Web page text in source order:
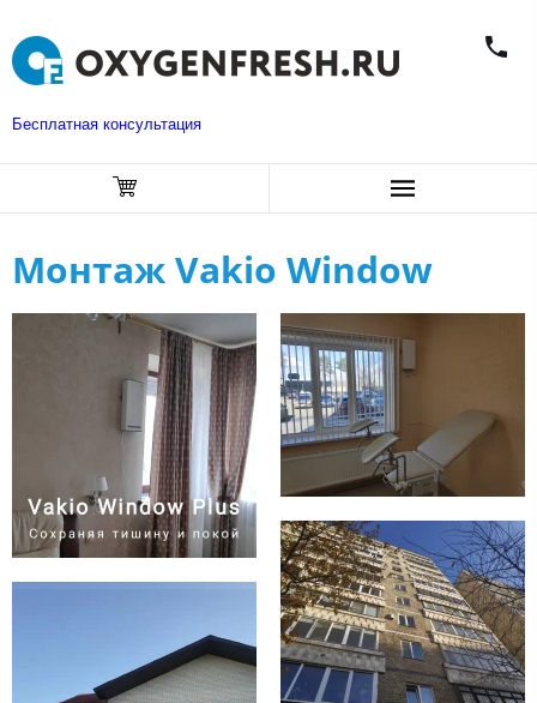
Бесплатная консультация
Монтаж Vakio Window